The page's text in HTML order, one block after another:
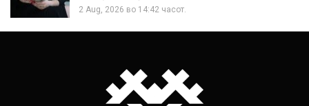
2 Aug, 2026 во 14:42 часот.